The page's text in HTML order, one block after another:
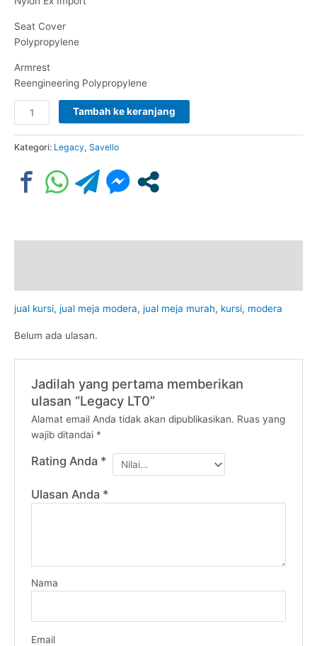
Seat Cover
Polypropylene
Armrest
Reengineering Polypropylene
Tambah ke keranjang
Kategori: Legacy, Savello
jual kursi, jual meja modera, jual meja murah, kursi, modera
Belum ada ulasan.
Jadilah yang pertama memberikan
ulasan “Legacy LT0”
Alamat email Anda tidak akan dipublikasikan. Ruas yang
wajib ditandai *
Rating Anda *
Ulasan Anda *
Nama
Email